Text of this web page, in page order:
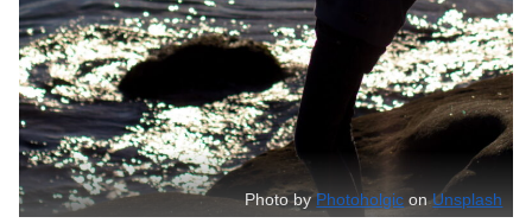
Photo by Photoholgic onUnsplash